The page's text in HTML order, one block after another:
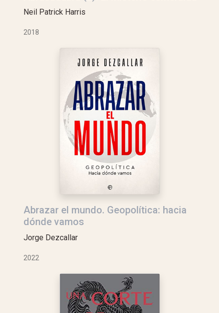
Neil Patrick Harris
2018
Abrazar el mundo. Geopolítica: hacia
dónde vamos
Jorge Dezcallar
2022